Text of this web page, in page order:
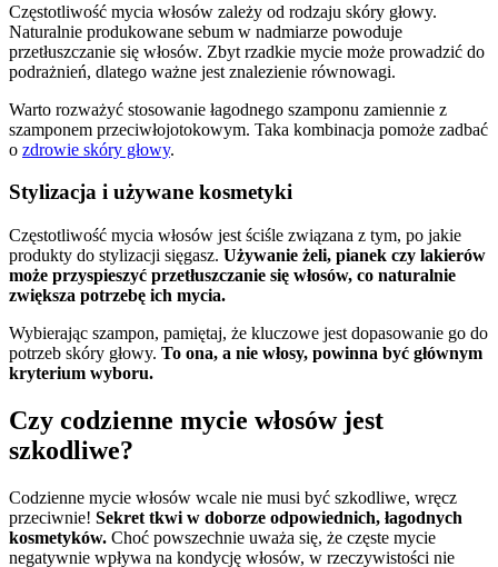
Częstotliwość mycia włosów zależy od rodzaju skóry głowy.
Naturalnie produkowane sebum w nadmiarze powoduje
przetłuszczanie się włosów. Zbyt rzadkie mycie może prowadzić do
podrażnień, dlatego ważne jest znalezienie równowagi.
Warto rozważyć stosowanie łagodnego szamponu zamiennie z
szamponem przeciwłojotokowym. Taka kombinacja pomoże zadbać
o zdrowie skóry głowy.
Stylizacja i używane kosmetyki
Częstotliwość mycia włosów jest ściśle związana z tym, po jakie
produkty do stylizacji sięgasz. Używanie żeli, pianek czy lakierów
może przyspieszyć przetłuszczanie się włosów, co naturalnie
zwiększa potrzebę ich mycia.
Wybierając szampon, pamiętaj, że kluczowe jest dopasowanie go do
potrzeb skóry głowy. To ona, a nie włosy, powinna być głównym
kryterium wyboru.
Czy codzienne mycie włosów jest
szkodliwe?
Codzienne mycie włosów wcale nie musi być szkodliwe, wręcz
przeciwnie! Sekret tkwi w doborze odpowiednich, łagodnych
kosmetyków. Choć powszechnie uważa się, że częste mycie
negatywnie wpływa na kondycję włosów, w rzeczywistości nie